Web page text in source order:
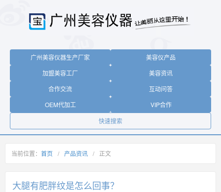
广州美容仪器生产厂家
美容仪产品
加盟美容工厂
美容资讯
合作交流
互动问答
OEM代加工
VIP合作
快速搜索
当前位置： 首页 / 产品资讯 / 正文
大腿有肥胖纹是怎么回事？